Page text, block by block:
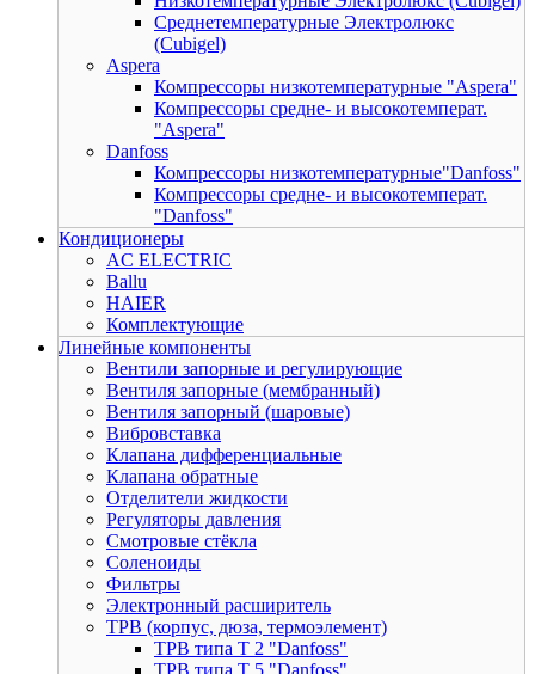
Среднетемпературные Электролюкс
(Cubigel)
Aspera
Компрессоры низкотемпературные "Aspera"
Компрессоры средне- и высокотемперат.
"Aspera"
Danfoss
Компрессоры низкотемпературные"Danfoss"
Компрессоры средне- и высокотемперат.
"Danfoss"
Кондиционеры
AC ELECTRIC
Ballu
HAIER
Комплектующие
Линейные компоненты
Вентили запорные и регулирующие
Вентиля запорные (мембранный)
Вентиля запорный (шаровые)
Вибровставка
Клапана дифференциальные
Клапана обратные
Отделители жидкости
Регуляторы давления
Смотровые стёкла
Соленоиды
Фильтры
Электронный расширитель
ТРВ (корпус, дюза, термоэлемент)
ТРВ типа Т 2 "Danfoss"